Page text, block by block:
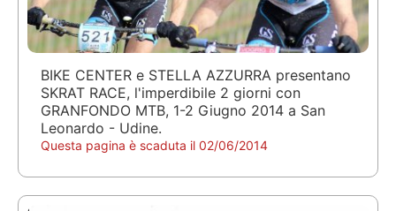
BIKE CENTER e STELLA AZZURRA presentano
SKRAT RACE, l'imperdibile 2 giorni con
GRANFONDO MTB, 1-2 Giugno 2014 a San
Leonardo - Udine.
Questa pagina è scaduta il 02/06/2014